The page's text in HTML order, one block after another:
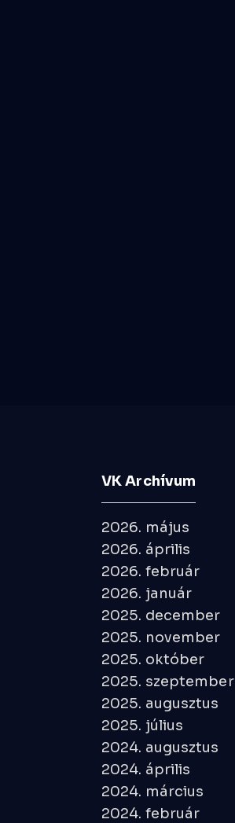
VK Archívum
2026. május
2026. április
2026. február
2026. január
2025. december
2025. november
2025. október
2025. szeptember
2025. augusztus
2025. július
2024. augusztus
2024. április
2024. március
2024. február